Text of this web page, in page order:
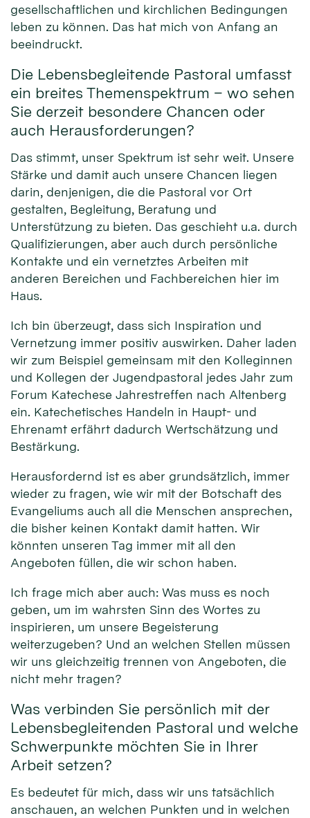
gesellschaftlichen und kirchlichen Bedingungen
leben zu können. Das hat mich von Anfang an
beeindruckt.
Die Lebensbegleitende Pastoral umfasst
ein breites Themenspektrum – wo sehen
Sie derzeit besondere Chancen oder
auch Herausforderungen?
Das stimmt, unser Spektrum ist sehr weit. Unsere
Stärke und damit auch unsere Chancen liegen
darin, denjenigen, die die Pastoral vor Ort
gestalten, Begleitung, Beratung und
Unterstützung zu bieten. Das geschieht u.a. durch
Qualifizierungen, aber auch durch persönliche
Kontakte und ein vernetztes Arbeiten mit
anderen Bereichen und Fachbereichen hier im
Haus.
Ich bin überzeugt, dass sich Inspiration und
Vernetzung immer positiv auswirken. Daher laden
wir zum Beispiel gemeinsam mit den Kolleginnen
und Kollegen der Jugendpastoral jedes Jahr zum
Forum Katechese Jahrestreffen nach Altenberg
ein. Katechetisches Handeln in Haupt- und
Ehrenamt erfährt dadurch Wertschätzung und
Bestärkung.
Herausfordernd ist es aber grundsätzlich, immer
wieder zu fragen, wie wir mit der Botschaft des
Evangeliums auch all die Menschen ansprechen,
die bisher keinen Kontakt damit hatten. Wir
könnten unseren Tag immer mit all den
Angeboten füllen, die wir schon haben.
Ich frage mich aber auch: Was muss es noch
geben, um im wahrsten Sinn des Wortes zu
inspirieren, um unsere Begeisterung
weiterzugeben? Und an welchen Stellen müssen
wir uns gleichzeitig trennen von Angeboten, die
nicht mehr tragen?
Was verbinden Sie persönlich mit der
Lebensbegleitenden Pastoral und welche
Schwerpunkte möchten Sie in Ihrer
Arbeit setzen?
Es bedeutet für mich, dass wir uns tatsächlich
anschauen, an welchen Punkten und in welchen